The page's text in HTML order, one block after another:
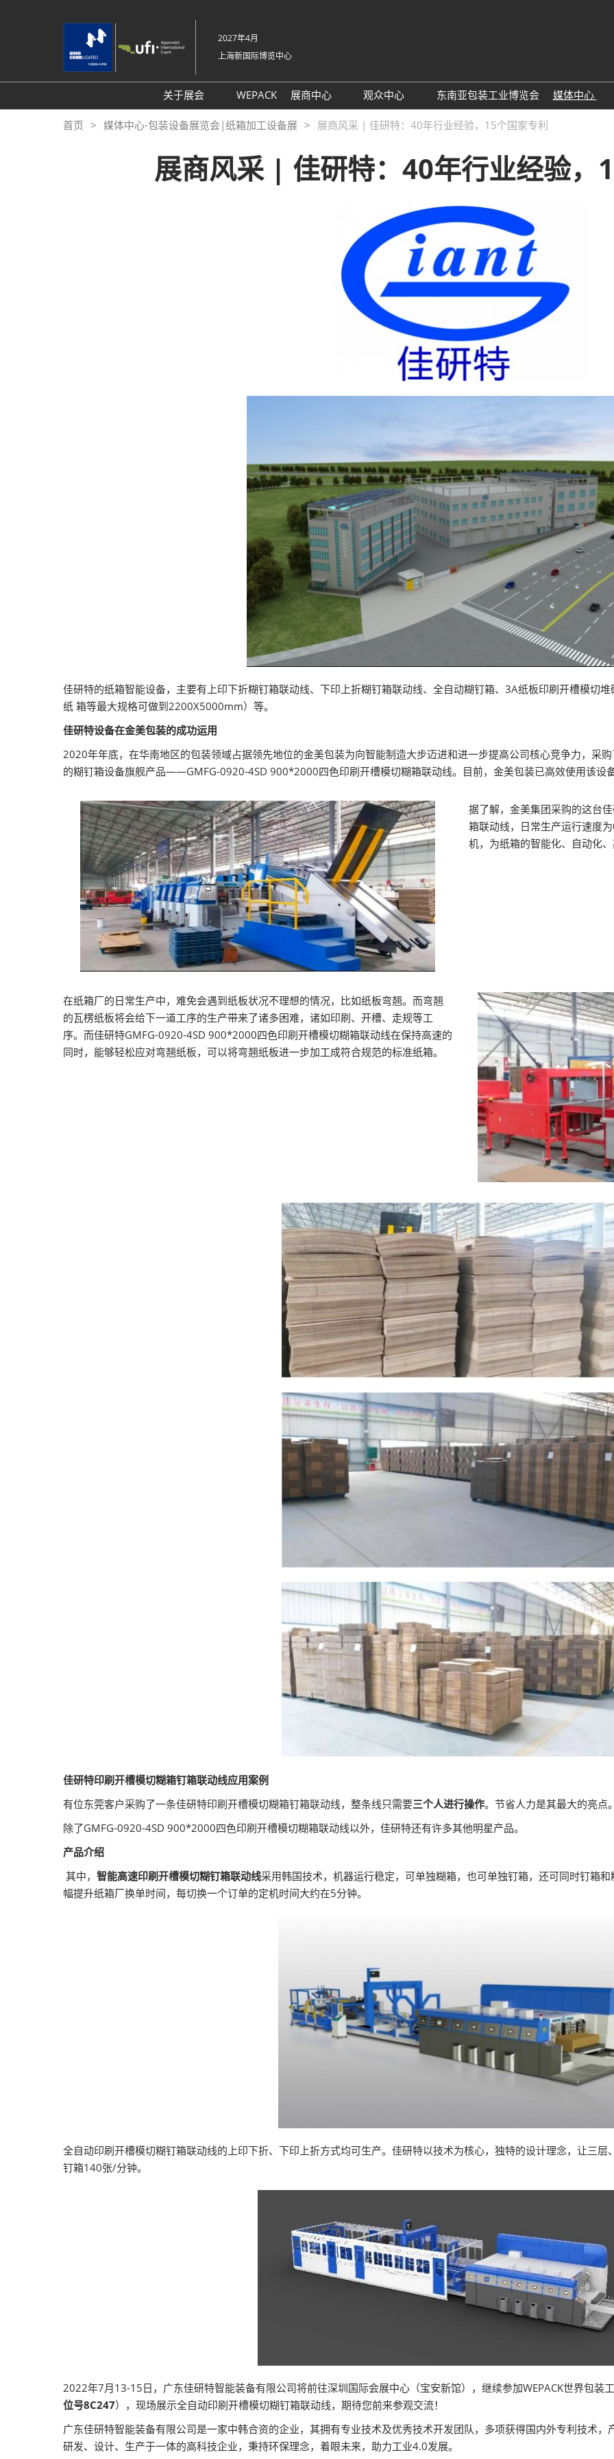
接
转
至
容
2027年4月
上海新国际博览中心
关于展会
展会概况
交通信息
WEPACK
展商中心
参展申请
观众中心
观众预登记
展商名单
东南亚包装工业博览会
媒体中心
下载中心
首页 媒体中心-包装设备展览会|纸箱加工设备展 展商风采 | 佳研特：40年行业经验，15个国家专利
展商风采 | 佳研特：40年行业经验，
佳研特的纸箱智能设备，主要有上印下折糊钉箱联动线、下印上折糊钉箱联动线、全自动糊钉箱、3A纸板印刷开槽模切
纸 箱等最大规格可做到2200X5000mm）等。
佳研特设备在金美包装的成功运用
2020年年底，在华南地区的包装领域占据领先地位的金美包装为向智能制造大步迈进和进一步提高公司核心竞争力，采
的糊钉箱设备旗舰产品——GMFG-0920-4SD 900*2000四色印刷开槽模切糊箱联动线。目前，金美包装已高效使用该设
据了解，金美集团采购的这台
箱联动线，日常生产运行速度
机，为纸箱的智能化、自动化
在纸箱厂的日常生产中，难免会遇到纸板状况不理想的情况，比如纸板弯翘。而弯翘
的瓦楞纸板将会给下一道工序的生产带来了诸多困难，诸如印刷、开槽、走规等工
序。而佳研特GMFG-0920-4SD 900*2000四色印刷开槽模切糊箱联动线在保持高速的
同时，能够轻松应对弯翘纸板，可以将弯翘纸板进一步加工成符合规范的标准纸箱。
佳研特印刷开槽模切糊箱钉箱联动线应用案例
有位东莞客户采购了一条佳研特印刷开槽模切糊箱钉箱联动线，整条线只需要三个人进行操作。节省人力是其最大的亮点
除了GMFG-0920-4SD 900*2000四色印刷开槽模切糊箱联动线以外，佳研特还有许多其他明星产品。
产品介绍
其中， 智能高速印刷开槽模切糊钉箱联动线采用韩国技术，机器运行稳定，可单独糊箱，也可单独钉箱，还可同时钉箱
幅提升纸箱厂换单时间，每切换一个订单的定机时间大约在5分钟。
全自动印刷开槽模切糊钉箱联动线的上印下折、下印上折方式均可生产。佳研特以技术为核心，独特的设计理念，让三
钉箱140张/分钟。
2022年7月13-15日，广东佳研特智能装备有限公司将前往深圳国际会展中心（宝安新馆），继续参加WEPACK世界包装
位号8C247），现场展示全自动印刷开槽模切糊钉箱联动线，期待您前来参观交流！
广东佳研特智能装备有限公司是一家中韩合资的企业，其拥有专业技术及优秀技术开发团队，多项获得国内外专利技术
研发、设计、生产于一体的高科技企业，秉持环保理念，着眼未来，助力工业4.0发展。